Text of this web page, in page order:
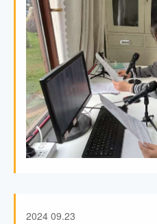
活动主题是“践行大食物观，保
对你我，都很重要
2024 09.23